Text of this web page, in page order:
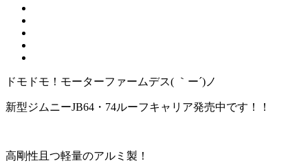
ドモドモ！モーターファームデス( ｀ー´)ノ
新型ジムニーJB64・74ルーフキャリア発売中です！！
高剛性且つ軽量のアルミ製！